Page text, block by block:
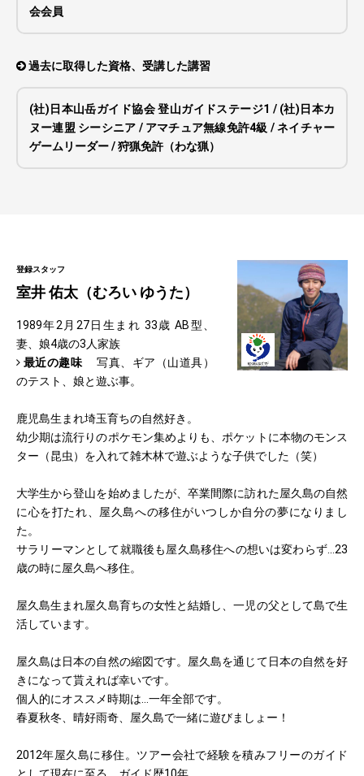
会会員
過去に取得した資格、受講した講習
(社)日本山岳ガイド協会 登山ガイドステージ1 / (社)日本カ
ヌー連盟 シーシニア / アマチュア無線免許4級 / ネイチャー
ゲームリーダー / 狩猟免許（わな猟）
登録スタッフ
室井 佑太（むろい ゆうた）
1989年2月27日生まれ 33歳 AB型、
妻、娘4歳の3人家族
最近の趣味 写真、ギア（山道具）
のテスト、娘と遊ぶ事。
鹿児島生まれ埼玉育ちの自然好き。
幼少期は流行りのポケモン集めよりも、ポケットに本物のモンス
ター（昆虫）を入れて雑木林で遊ぶような子供でした（笑）
大学生から登山を始めましたが、卒業間際に訪れた屋久島の自然
に心を打たれ、屋久島への移住がいつしか自分の夢になりまし
た。
サラリーマンとして就職後も屋久島移住への想いは変わらず…23
歳の時に屋久島へ移住。
屋久島生まれ屋久島育ちの女性と結婚し、一児の父として島で生
活しています。
屋久島は日本の自然の縮図です。屋久島を通じて日本の自然を好
きになって貰えれば幸いです。
個人的にオススメ時期は…一年全部です。
春夏秋冬、晴好雨奇、屋久島で一緒に遊びましょー！
2012年屋久島に移住。ツアー会社で経験を積みフリーのガイド